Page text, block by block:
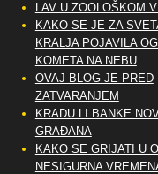
LAV U ZOOLOŠKOM
KAKO SE JE ZA
KRALJA POJAVILA
KOMETA NA NEBU
OVAJ BLOG JE PRED
ZATVARANJEM
KRADU LI BANKE
GRAĐANA
KAKO SE GRIJATI U
NESIGURNA